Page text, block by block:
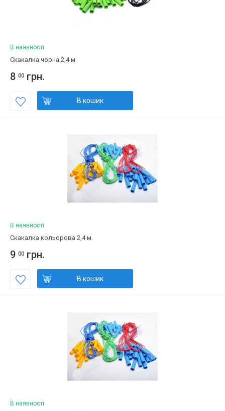
В наявності
Скакалка чорна 2,4 м.
8 00 грн.
В кошик
В наявності
Скакалка кольорова 2,4 м.
9 00 грн.
В кошик
В наявності